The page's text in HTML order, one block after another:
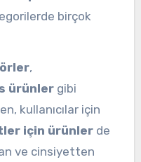
birçok
,
ürünlergibi
kullanıcılar için
için ürünlerde
ve cinsiyetten